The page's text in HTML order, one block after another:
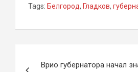
Tags: Белгород, Гладков,
Врио губернатора начал